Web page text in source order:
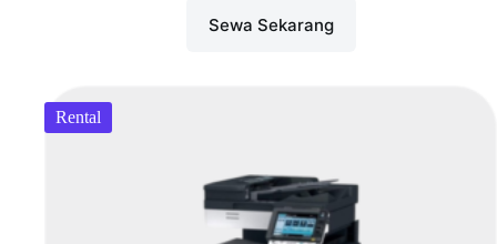
Sewa Sekarang
Rental